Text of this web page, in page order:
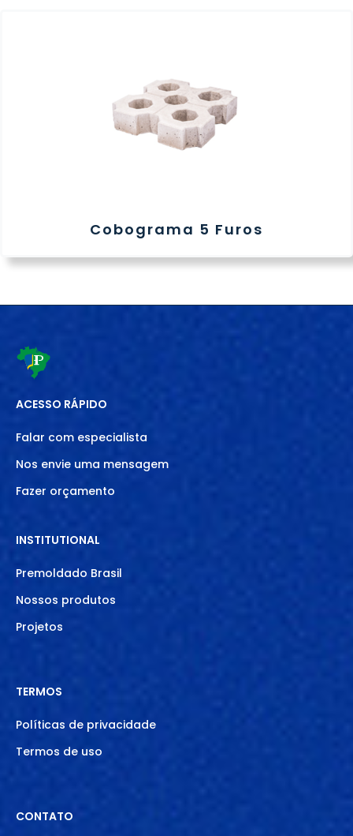
Cobograma 5 Furos
ACESSO RÁPIDO
Falar com especialista
Nos envie uma mensagem
Fazer orçamento
INSTITUTIONAL
Premoldado Brasil
Nossos produtos
Projetos
TERMOS
Políticas de privacidade
Termos de uso
CONTATO